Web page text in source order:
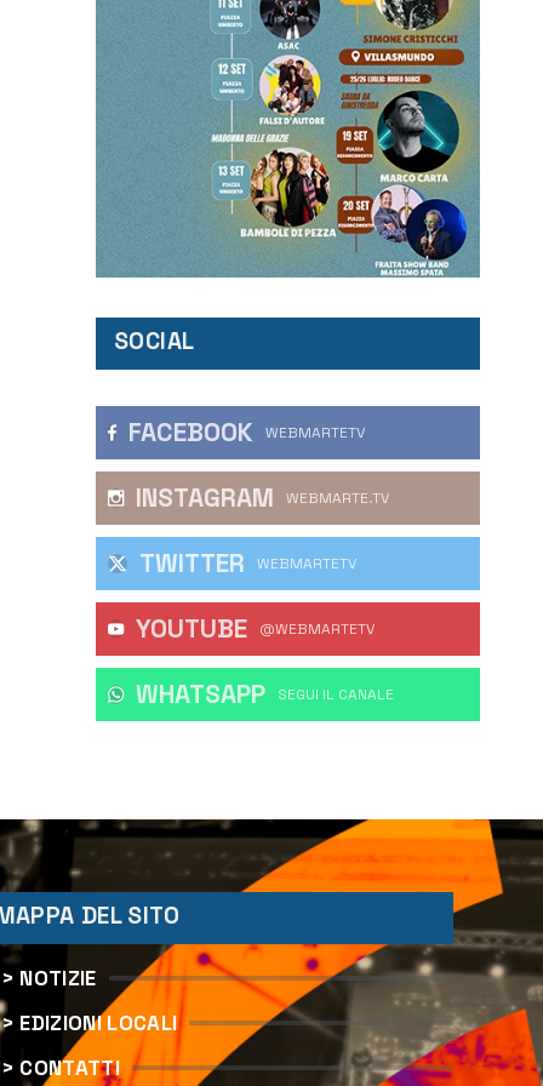
SOCIAL
FACEBOOK WEBMARTETV
INSTAGRAM WEBMARTE.TV
TWITTER WEBMARTETV
YOUTUBE @WEBMARTETV
WHATSAPP ‎SEGUI IL CANALE
DEL SITO
> NOTIZIE
> EDIZIONI LOCALI
> CONTATTI